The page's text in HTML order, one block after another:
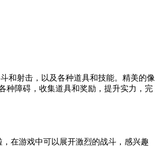
和射击，以及各种道具和技能。精美的像
种障碍，收集道具和奖励，提升实力，完
在游戏中可以展开激烈的战斗，感兴趣